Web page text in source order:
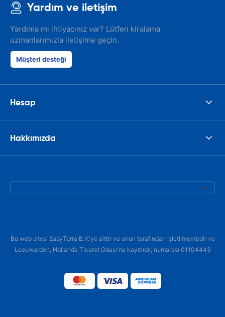
Yardım ve iletişim
Yardıma mı ihtiyacınız var? Lütfen kiralama
uzmanlarımızla iletişime geçin.
Müşteri desteği
Hesap
Hakkımızda
Bu web sitesi EasyTerra B.V.'ye aittir ve onun tarafından işletilmektedir ve
Leeuwarden, Hollanda Ticaret Odası'na kayıtlıdır, numarası 01104443